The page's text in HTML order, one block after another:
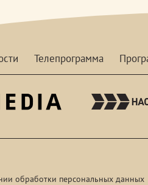
Телепрограмма
обработки персональных данных